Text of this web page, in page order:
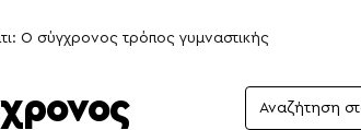
Ο σύγχρονος τρόπος γυμναστικής